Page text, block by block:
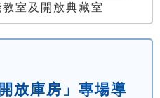
室及開放典藏室
放庫房」專場導